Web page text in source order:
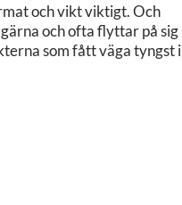
och vikt viktigt. Och
och ofta flyttar på sig
som fått väga tyngst i